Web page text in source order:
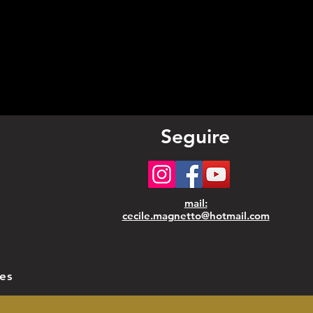
pour une
un
format compact
Seguire
mail:
cecile.magnetto@hotmail.com